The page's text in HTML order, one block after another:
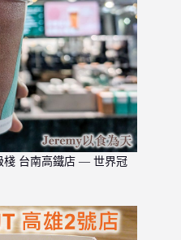
棧 台南高鐵店 — 世界冠